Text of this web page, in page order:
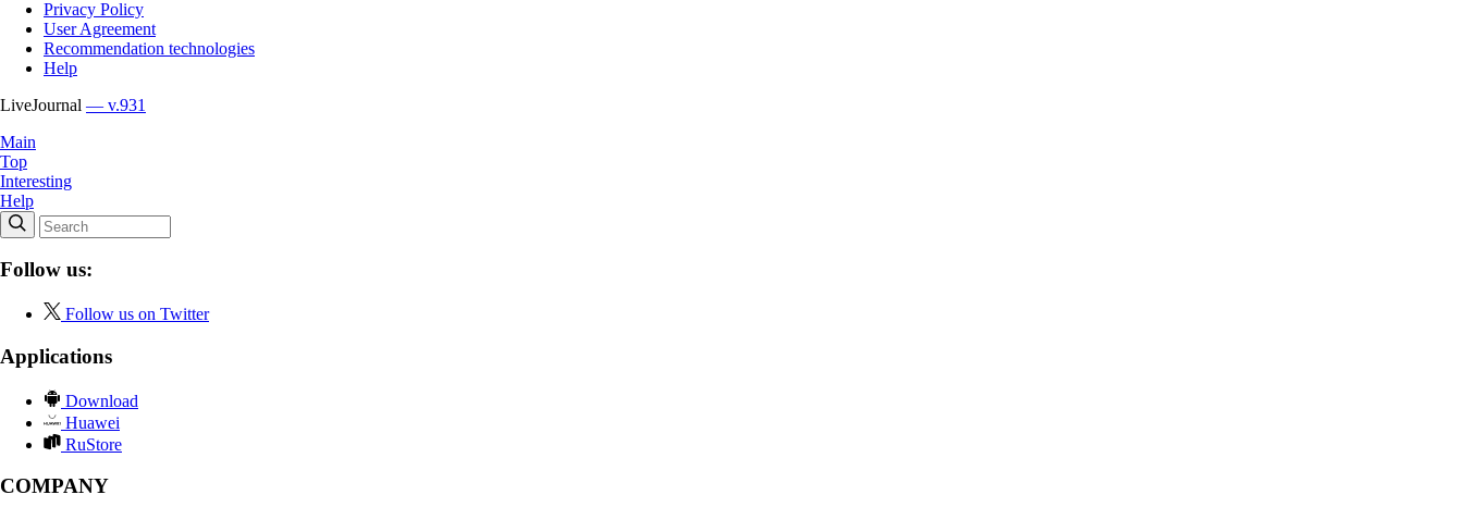
Privacy Policy
User Agreement
Recommendation technologies
Help
LiveJournal — v.931
Main
Top
Interesting
Help
Follow us:
Follow us on Twitter
Applications
Download
Huawei
RuStore
COMPANY